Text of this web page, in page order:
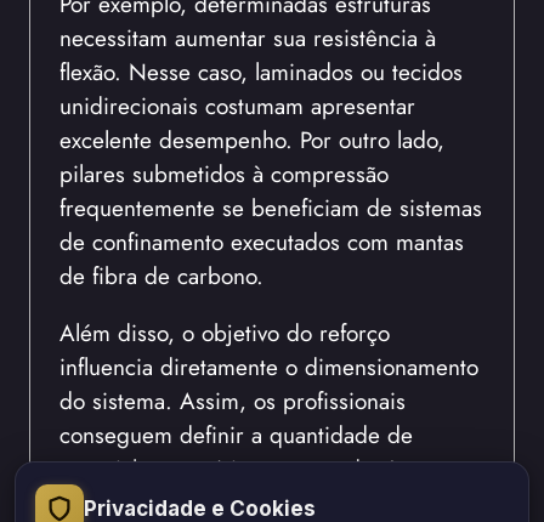
necessitam aumentar sua resistência à
flexão. Nesse caso, laminados ou tecidos
unidirecionais costumam apresentar
excelente desempenho. Por outro lado,
pilares submetidos à compressão
frequentemente se beneficiam de sistemas
de confinamento executados com mantas
de fibra de carbono.
Além disso, o objetivo do reforço
influencia diretamente o dimensionamento
do sistema. Assim, os profissionais
conseguem definir a quantidade de
material necessária para atender às
exigências estruturais.
Privacidade e Cookies